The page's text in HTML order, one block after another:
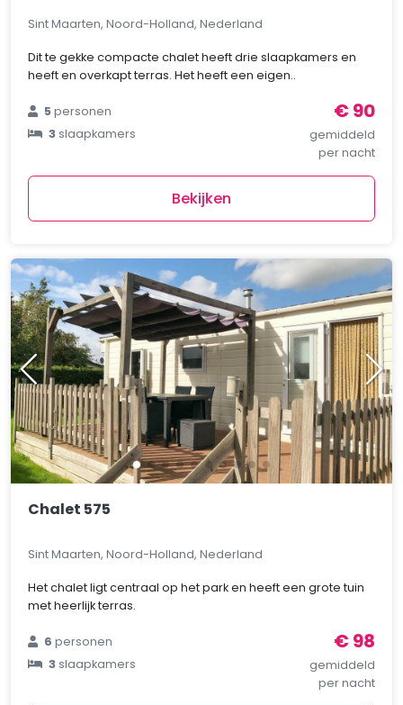
Sint Maarten, Noord-Holland, Nederland
Dit te gekke compacte chalet heeft drie slaapkamers en
heeft en overkapt terras. Het heeft een eigen..
5personen
3slaapkamers
€ 90
gemiddeld
per nacht
Bekijken
Chalet 575
Sint Maarten, Noord-Holland, Nederland
Het chalet ligt centraal op het park en heeft een grote tuin
met heerlijk terras.
6personen
3slaapkamers
€ 98
gemiddeld
per nacht